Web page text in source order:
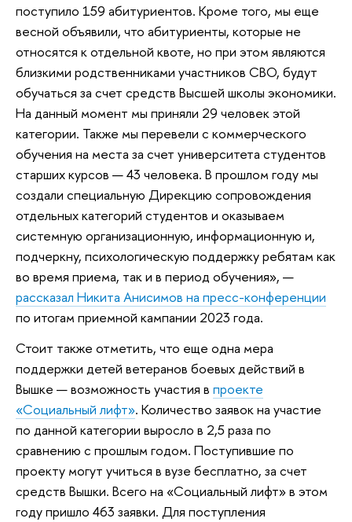
поступило 159 абитуриентов. Кроме того, мы еще
весной объявили, что абитуриенты, которые не
относятся к отдельной квоте, но при этом являются
близкими родственниками участников СВО, будут
обучаться за счет средств Высшей школы экономики.
На данный момент мы приняли 29 человек этой
категории. Также мы перевели с коммерческого
обучения на места за счет университета студентов
старших курсов — 43 человека. В прошлом году мы
создали специальную Дирекцию сопровождения
отдельных категорий студентов и оказываем
системную организационную, информационную и,
подчеркну, психологическую поддержку ребятам как
во время приема, так и в период обучения», —
рассказал Никита Анисимов на пресс-конференции
по итогам приемной кампании 2023 года.
Стоит также отметить, что еще одна мера
поддержки детей ветеранов боевых действий в
Вышке — возможность участия в проекте
«Социальный лифт». Количество заявок на участие
по данной категории выросло в 2,5 раза по
сравнению с прошлым годом. Поступившие по
проекту могут учиться в вузе бесплатно, за счет
средств Вышки. Всего на «Социальный лифт» в этом
году пришло 463 заявки. Для поступления